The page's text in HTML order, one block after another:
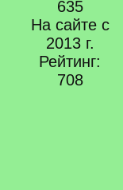
635
На сайте с
2013 г.
Рейтинг:
708